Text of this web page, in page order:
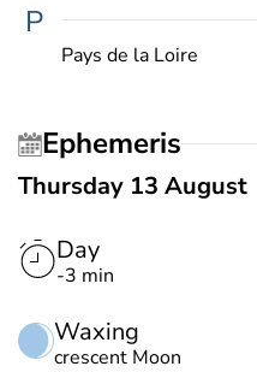
P
Pays de la Loire
Ephemeris
Thursday 13 August
Day
-3 min
Waxing
crescent Moon